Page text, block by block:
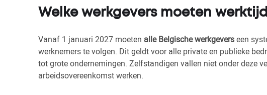
Welke werkgevers moeten
Vanaf 1 januari 2027 moeten alle Belgische werkgeverseen
werknemers te volgen. Dit geldt voor alle private en publieke
tot grote ondernemingen. Zelfstandigen vallen niet onder deze
arbeidsovereenkomst werken.